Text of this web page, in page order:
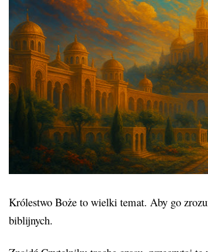
Królestwo Boże to wielki temat. Aby go
biblijnych.